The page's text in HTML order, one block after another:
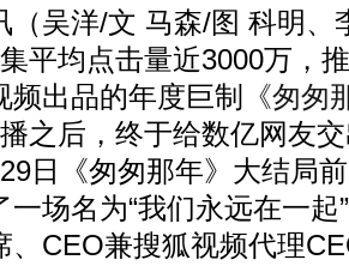
吴洋/文 马森/图 科明、
平均点击量近3000万，
出品的年度巨制
《匆匆
之后，终于给数亿网友
日《匆匆那年》大结局
场名为“我们永远在一起
、CEO兼搜狐视频代理